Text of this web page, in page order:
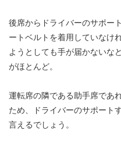
後席からドライバーのサポー
ートベルトを着用していなけ
ようとしても手が届かないな
がほとんど。
運転席の隣である助手席であ
ため、ドライバーのサポート
言えるでしょう。